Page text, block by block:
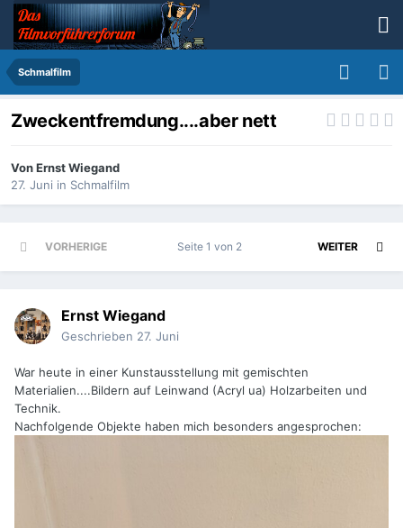
Schmalfilm
Zweckentfremdung....aber nett
VonErnst Wiegand
27. Juni in Schmalfilm
VORHERIGE WEITER
Seite 1 von 2
Ernst Wiegand
Geschrieben 27. Juni
War heute in einer Kunstausstellung mit gemischten
Materialien....Bildern auf Leinwand (Acryl ua) Holzarbeiten und
Technik.
Nachfolgende Objekte haben mich besonders angesprochen: